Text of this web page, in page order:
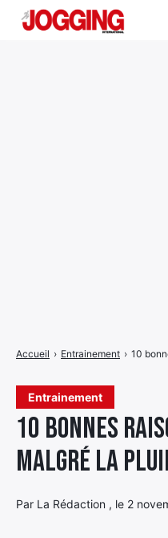
Entrainement
10 bonnes
malgré la
Par La Rédaction , le 2
Accueil › Entrainement › 10